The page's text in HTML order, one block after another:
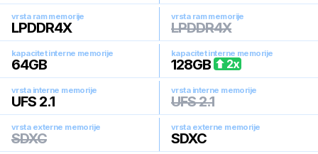
vrsta ram memorije
LPDDR4X
vrsta ram memorije
LPDDR4X
kapacitet interne memorije
64GB
kapacitet interne memorije
128GB 2x
vrsta interne memorije
UFS 2.1
vrsta interne memorije
UFS 2.1
vrsta externe memorije
SDXC
vrsta externe memorije
SDXC